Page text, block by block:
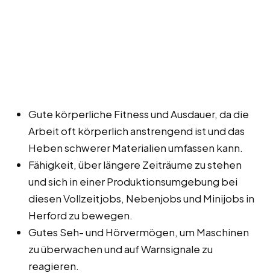
Gute körperliche Fitness und Ausdauer, da die
Arbeit oft körperlich anstrengend ist und das
Heben schwerer Materialien umfassen kann.
Fähigkeit, über längere Zeiträume zu stehen
und sich in einer Produktionsumgebung bei
diesen Vollzeitjobs, Nebenjobs und Minijobs in
Herford zu bewegen.
Gutes Seh- und Hörvermögen, um Maschinen
zu überwachen und auf Warnsignale zu
reagieren.